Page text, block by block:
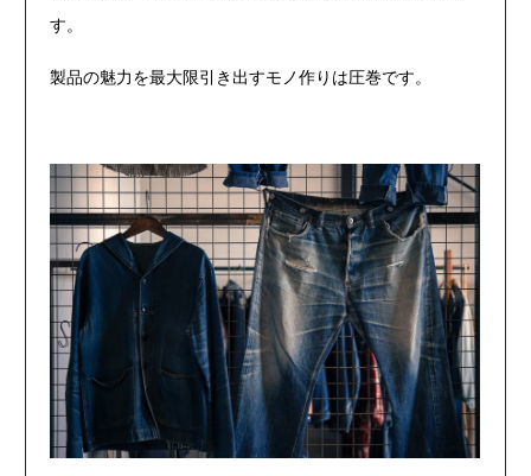
す。
製品の魅力を最大限引き出すモノ作りは圧巻です。